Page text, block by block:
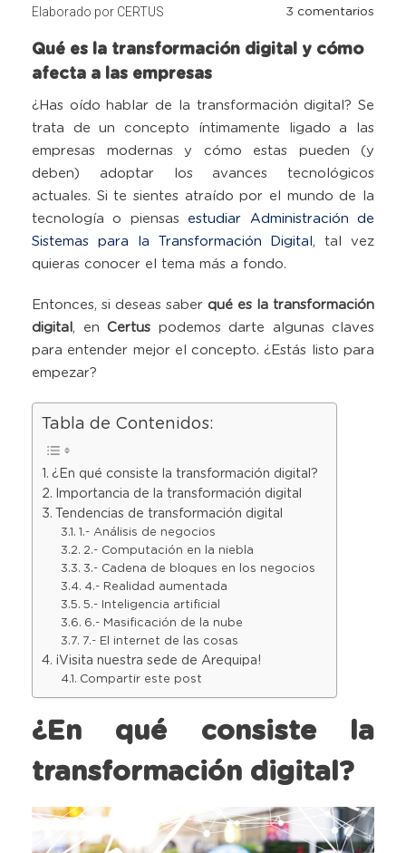
Elaborado por CERTUS 3 comentarios
las
Qué es la transformación digital y cómo
afecta a las empresas
¿Has oído hablar de la transformación digital? Se
trata de un concepto íntimamente ligado a las
empresas modernas y cómo estas pueden (y
deben) adoptar los avances tecnológicos
actuales. Si te sientes atraído por el mundo de la
tecnología o piensas estudiar Administración de
Sistemas para la Transformación Digital, tal vez
quieras conocer el tema más a fondo.
Entonces, si deseas saber qué es la transformación
digital, en Certus podemos darte algunas claves
para entender mejor el concepto. ¿Estás listo para
empezar?
Tabla de Contenidos:
¿En qué consiste la transformación digital?
Importancia de la transformación digital
Tendencias de transformación digital
1.- Análisis de negocios
2.- Computación en la niebla
3.- Cadena de bloques en los negocios
4.- Realidad aumentada
5.- Inteligencia artificial
6.- Masificación de la nube
7.- El internet de las cosas
¡Visita nuestra sede de Arequipa!
Compartir este post
¿En qué consiste la
transformación digital?